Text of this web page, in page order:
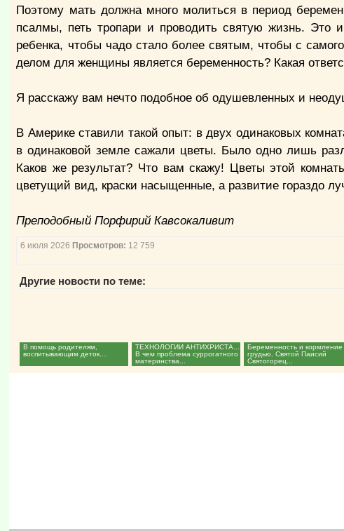
Поэтому мать должна много молиться в период
псалмы, петь тропари и проводить святую жизнь. Это
ребенка, чтобы чадо стало более святым, чтобы с
делом для женщины является беременность? Какая
Я расскажу вам нечто подобное об одушевленных и
В Америке ставили такой опыт: в двух одинаковых
в одинаковой земле сажали цветы. Было одно лишь
Каков же результат? Что вам скажу! Цветы этой
цветущий вид, краски насыщенные, а развитие гораздо
Преподобный Порфирий Кавсокаливит
6 июля 2026 Просмотров: 12 759
Другие новости по теме:
В помощь родителям,
воспитывающим деток....
ТЕХНОЛОГИИ АНТИХРИСТА...
В чем проблема суррогатного
материнства...
Беременность и кормление
грудью. Святой Паисий
Святогорец...